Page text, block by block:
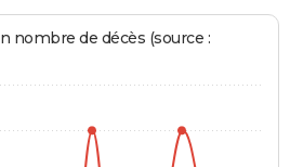
nombre de décès (source :